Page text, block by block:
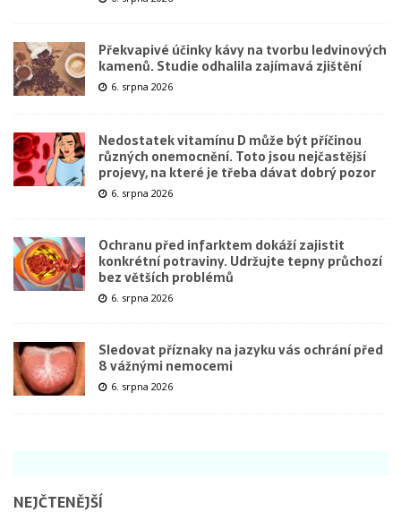
Překvapivé účinky kávy na tvorbu ledvinových
kamenů. Studie odhalila zajímavá zjištění
6. srpna 2026
Nedostatek vitamínu D může být příčinou
různých onemocnění. Toto jsou nejčastější
projevy, na které je třeba dávat dobrý pozor
6. srpna 2026
Ochranu před infarktem dokáží zajistit
konkrétní potraviny. Udržujte tepny průchozí
bez větších problémů
6. srpna 2026
Sledovat příznaky na jazyku vás ochrání před
8 vážnými nemocemi
6. srpna 2026
NEJČTENĚJŠÍ